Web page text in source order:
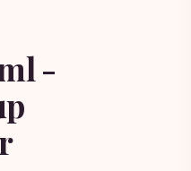
-